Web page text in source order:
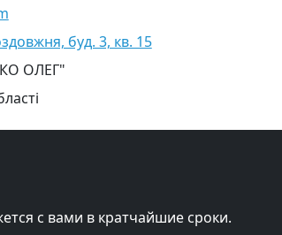
буд. 3, кв. 15
ОЛЕГ"
с вами в кратчайшие сроки.